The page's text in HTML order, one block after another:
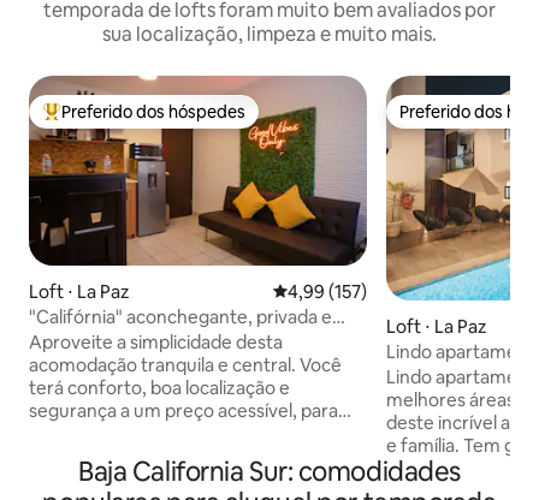
temporada de lofts foram muito bem avaliados por
sua localização, limpeza e muito mais.
Entre os melhores preferidos dos hóspedes
Preferido dos hóspedes
Loft ⋅ La Paz 4,99 de uma avaliação média de
4,99 (157)
"Califórnia" aconchegante, privada e
tranquila.
Aproveite a simplicidade desta
acomodação tranquila e central. Você
terá conforto, boa localização e
segurança a um preço acessível, para
uma estadia de 5 estrelas em nossa bela
cidade de La Paz. Perto de shoppings,
Preferido dos
Preferido dos
Loft ⋅ La Paz
Lindo
piscina/
Lindo
melhores áreas
deste incrível
e família. Tem grandes espaços
decorados para
mágicos, além
Baja California Sur: comodidades